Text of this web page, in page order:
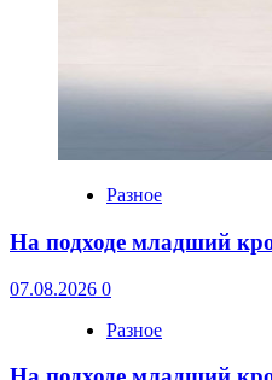
Разное
На подходе младший
07.08.2026 0
Разное